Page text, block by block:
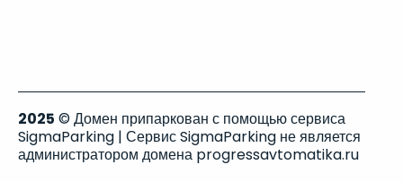
2025 © Домен припаркован с помощью сервиса
SigmaParking | Сервис SigmaParking не является
администратором домена progressavtomatika.ru